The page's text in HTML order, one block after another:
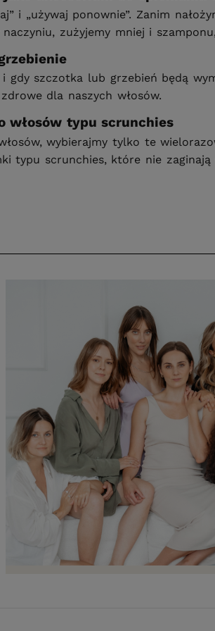
i „używaj ponownie”. Zanim
zużyjemy mniej i
i gdy szczotka lub grzebień będą
dla naszych włosów.
włosów typu scrunchies
wybierajmy tylko te
typu scrunchies, które nie